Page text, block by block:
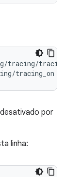
tracing/
tracing_on 0
por
linha: